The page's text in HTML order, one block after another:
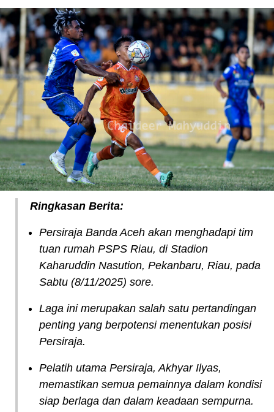
Ringkasan Berita:
Persiraja Banda Aceh akan menghadapi tim
tuan rumah PSPS Riau, di Stadion
Kaharuddin Nasution, Pekanbaru, Riau, pada
Sabtu (8/11/2025) sore.
Laga ini merupakan salah satu pertandingan
penting yang berpotensi menentukan posisi
Persiraja.
Pelatih utama Persiraja, Akhyar Ilyas,
memastikan semua pemainnya dalam kondisi
siap berlaga dan dalam keadaan sempurna.